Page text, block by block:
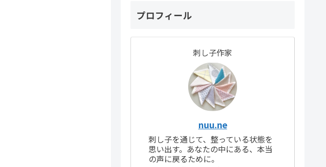
プロフィール
刺し子作家
nuu.ne
刺し子を通じて、整っている状態を
思い出す。あなたの中にある、本当
の声に戻るために。